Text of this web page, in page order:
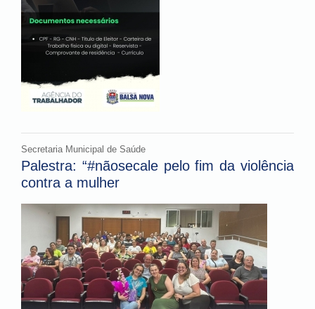
Secretaria Municipal de Saúde
Palestra: “#nãosecale pelo fim da violência
contra a mulher